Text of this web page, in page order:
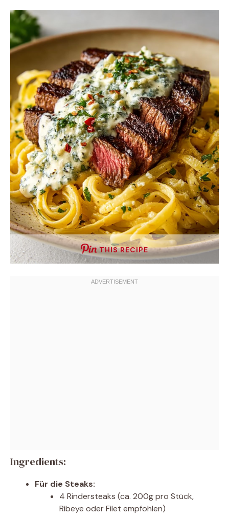
THIS RECIPE
Ingredients:
Für die Steaks:
4 Rindersteaks (ca. 200g pro Stück,
Ribeye oder Filet empfohlen)